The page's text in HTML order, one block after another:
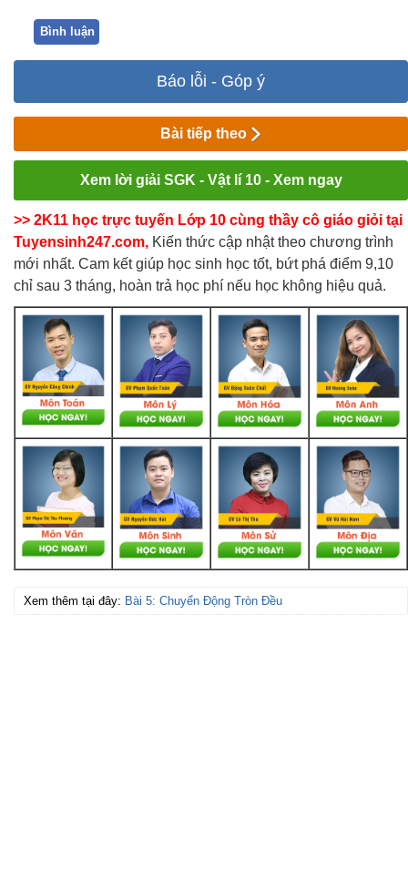
Bình luận
Báo lỗi - Góp ý
Bài tiếp theo
Xem lời giải SGK - Vật lí 10 - Xem ngay
>> 2K11 học trực tuyến Lớp 10 cùng thầy cô giáo giỏi tại
Tuyensinh247.com, Kiến thức cập nhật theo chương trình
mới nhất. Cam kết giúp học sinh học tốt, bứt phá điểm 9,10
chỉ sau 3 tháng, hoàn trả học phí nếu học không hiệu quả.
Xem thêm tại đây: Bài 5: Chuyển Động Tròn Đều